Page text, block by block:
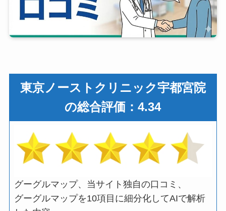
東京ノーストクリニック宇都宮院
の総合評価：4.34
グーグルマップ、当サイト独自の口コミ、
グーグルマップを10項目に細分化してAIで解析